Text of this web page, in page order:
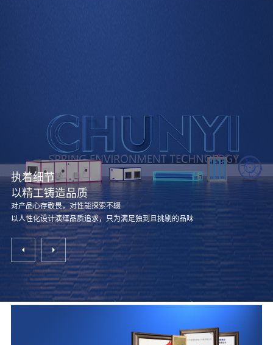
执着细节
以精工铸造品质
对产品心存敬畏，对性能探索不辍
以人性化设计演绎品质追求，只为满足独到且挑剔的品味